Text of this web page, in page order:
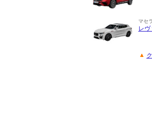
マセ
レ